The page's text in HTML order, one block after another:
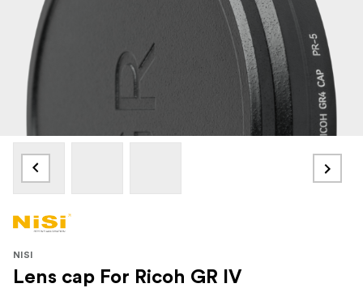
NISI
Lens cap For Ricoh GR IV